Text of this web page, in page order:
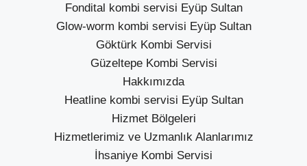
Fondital kombi servisi Eyüp Sultan
Glow-worm kombi servisi Eyüp Sultan
Göktürk Kombi Servisi
Güzeltepe Kombi Servisi
Hakkımızda
Heatline kombi servisi Eyüp Sultan
Hizmet Bölgeleri
Hizmetlerimiz ve Uzmanlık Alanlarımız
İhsaniye Kombi Servisi